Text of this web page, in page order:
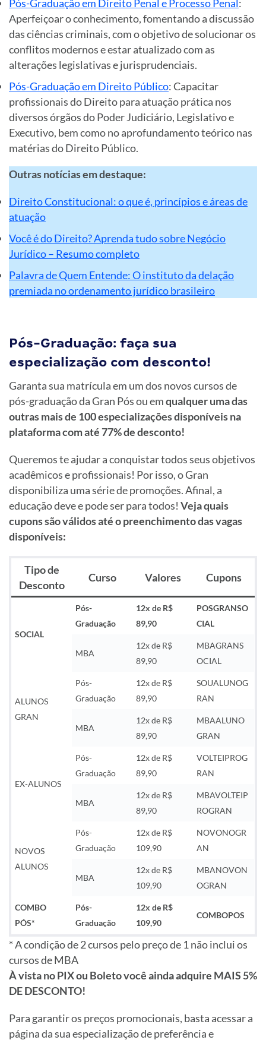
Pós-Graduação em Direito Penal e Processo Penal :
Aperfeiçoar o conhecimento, fomentando a discussão
das ciências criminais, com o objetivo de solucionar os
conflitos modernos e estar atualizado com as
alterações legislativas e jurisprudenciais.
Pós-Graduação em Direito Público: Capacitar
profissionais do Direito para atuação prática nos
diversos órgãos do Poder Judiciário, Legislativo e
Executivo, bem como no aprofundamento teórico nas
matérias do Direito Público.
Outras notícias em destaque:
Direito Constitucional: o que é, princípios e áreas de
atuação
Você é do Direito? Aprenda tudo sobre Negócio
Jurídico – Resumo completo
Palavra de Quem Entende: O instituto da delação
premiada no ordenamento jurídico brasileiro
Pós-Graduação: faça sua
especialização com desconto!
Garanta sua matrícula em um dos novos cursos de
pós-graduação da Gran Pós ou emqualquer uma das
outras mais de 100 especializações disponíveis na
plataforma com até 77% de desconto!
Queremos te ajudar a conquistar todos seus objetivos
acadêmicos e profissionais! Por isso, o Gran
disponibiliza uma série de promoções. Afinal, a
educação deve e pode ser para todos! Veja quais
cupons são válidos até o preenchimento das vagas
disponíveis:
Tipo de
Desconto
Curso Valores Cupons
SOCIAL
Pós-
Graduação
12x de R$
89,90
POSGRANSO
CIAL
MBA
12x de R$
89,90
MBAGRANS
OCIAL
ALUNOS
GRAN
Pós-
Graduação
12x de R$
89,90
SOUALUNOG
RAN
MBA
12x de R$
89,90
MBAALUNO
GRAN
EX-ALUNOS
Pós-
Graduação
12x de R$
89,90
VOLTEIPROG
RAN
MBA
12x de R$
89,90
MBAVOLTEIP
ROGRAN
NOVOS
ALUNOS
Pós-
Graduação
12x de R$
109,90
NOVONOGR
AN
MBA
12x de R$
109,90
MBANOVON
OGRAN
COMBO
PÓS*
Pós-
Graduação
12x de R$
109,90
COMBOPOS
* A condição de 2 cursos pelo preço de 1 não inclui os
cursos de MBA
À vista no PIX ou Boleto você ainda adquire MAIS 5%
DE DESCONTO!
Para garantir os preços promocionais, basta acessar a
página da sua especialização de preferência e